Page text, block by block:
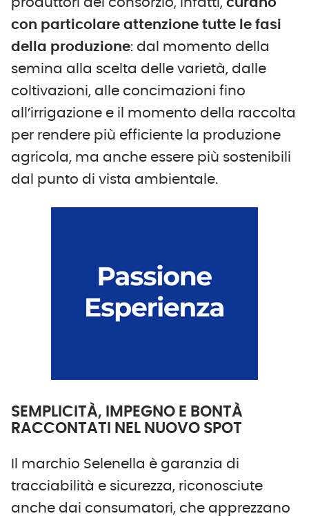
con particolare attenzione tutte le fasi
della produzione: dal momento della
semina alla scelta delle varietà, dalle
coltivazioni, alle concimazioni fino
all’irrigazione e il momento della raccolta
per rendere più efficiente la produzione
agricola, ma anche essere più sostenibili
dal punto di vista ambientale.
SEMPLICITÀ, IMPEGNO E BONTÀ
RACCONTATI NEL NUOVO SPOT
Il marchio Selenella è garanzia di
tracciabilità e sicurezza, riconosciute
anche dai consumatori, che apprezzano